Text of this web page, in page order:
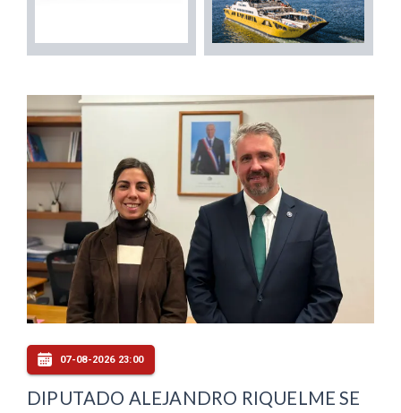
07-08-2026 23:00
DIPUTADO ALEJANDRO RIQUELME SE